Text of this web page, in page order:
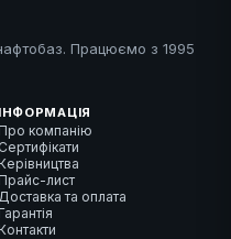
Працюємо з 1995
ІНФОРМАЦІЯ
Про компанію
Сертифікати
Керівництва
Прайс-лист
Доставка та оплата
Гарантія
Контакти